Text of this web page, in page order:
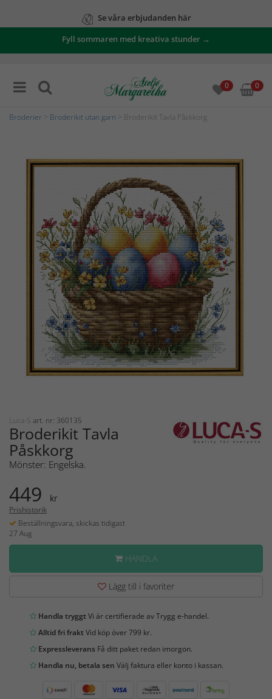
Se våra erbjudanden här
Fyll sommaren med kreativa stunder →
0 0
Broderier Broderikit utan garn > Broderikit Tavla Påskkorg
Luca-S art. nr: 360135
Broderikit Tavla
Påskkorg
Mönster: Engelska.
449 kr
Prishistorik
Beställningsvara, skickas tidigast
27 Aug
HANDLA
Lägg till i favoriter
Handla tryggtVi är certifierade av Trygg e-handel.
Alltid fri fraktVid köp över 799 kr.
Expressleverans Få ditt paket redan imorgon.
Handla nu, betala sen Välj faktura eller konto i kassan.